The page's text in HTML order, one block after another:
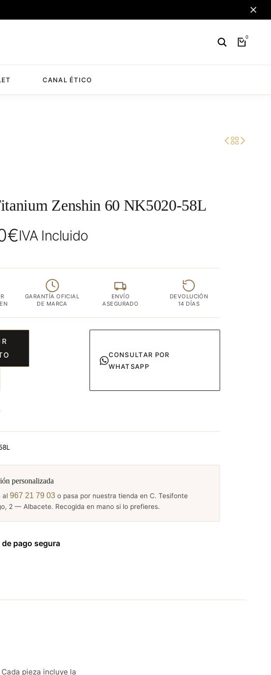
0
CANAL ÉTICO
Zenshin 60 NK5020-58L
€IVA Incluido
GARANTÍA OFICIAL
DE MARCA
ENVÍO
ASEGURADO
DEVOLUCIÓN
14 DÍAS
CONSULTAR POR
WHATSAPP
personalizada
al 967 21 79 03 o pasa por nuestra tienda en C. Tesifonte
2 — Albacete. Recogida en mano si lo prefieres.
de pago segura
pieza incluye la